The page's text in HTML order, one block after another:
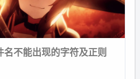
不能出现的字符及正则